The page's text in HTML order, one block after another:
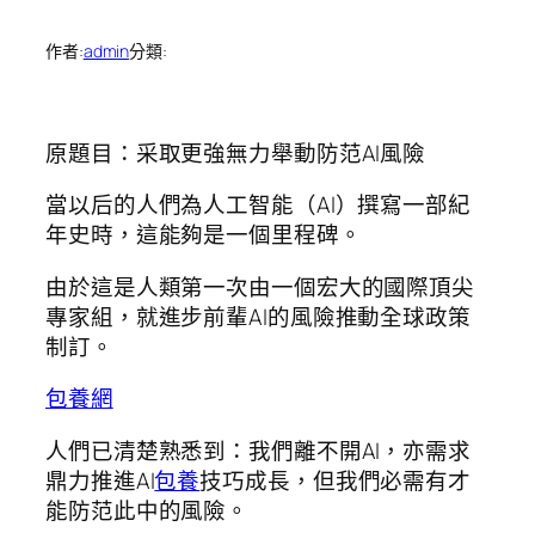
作者:admin分類:
原題目：采取更強無力舉動防范AI風險
當以后的人們為人工智能（AI）撰寫一部紀
年史時，這能夠是一個里程碑。
由於這是人類第一次由一個宏大的國際頂尖
專家組，就進步前輩AI的風險推動全球政策
制訂。
包養網
人們已清楚熟悉到：我們離不開AI，亦需求
鼎力推進AI包養技巧成長，但我們必需有才
能防范此中的風險。